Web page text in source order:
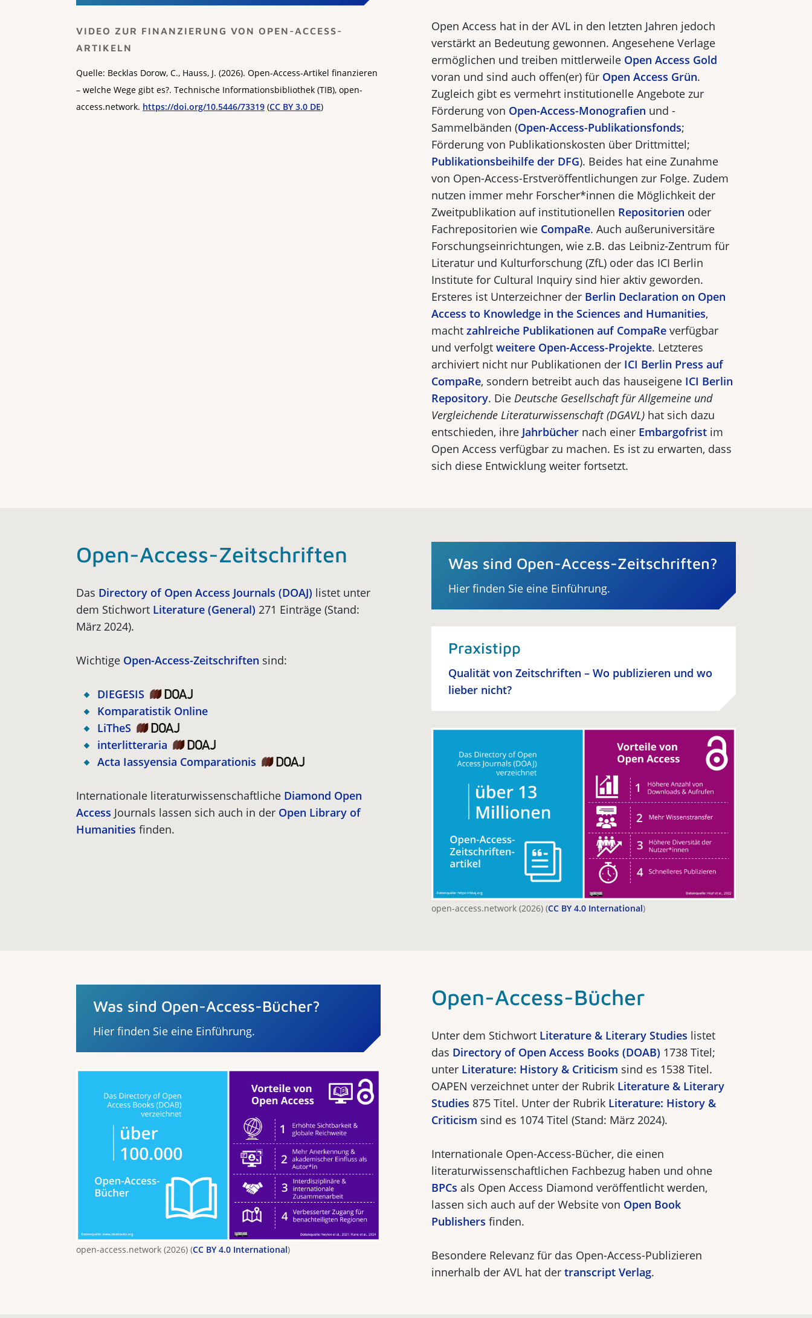
VIDEO ZUR FINANZIERUNG VON OPEN-ACCESS-
ARTIKELN
Quelle: Becklas Dorow, C., Hauss, J. (2026). Open-Access-Artikel finanzieren
– welche Wege gibt es?. Technische Informationsbibliothek (TIB), open-
access.network. https://doi.org/10.5446/73319 (CC BY 3.0 DE)
Open Access hat in der AVL in den letzten Jahren jedoch
verstärkt an Bedeutung gewonnen. Angesehene Verlage
ermöglichen und treiben mittlerweile Open Access Gold
voran und sind auch offen(er) für Open Access Grün.
Zugleich gibt es vermehrt institutionelle Angebote zur
Förderung von Open-Access-Mono­grafien und -
Sammelbänden (Open-Access-Publikationsfonds;
Förderung von Publikationskosten über Drittmittel;
Publikationsbeihilfe der DFG). Beides hat eine Zunahme
von Open-Access-Erstveröffentlichungen zur Folge. Zudem
nutzen immer mehr Forscher*innen die Möglichkeit der
Zweitpublikation auf institutionellen Repositorien oder
Fachrepositorien wie CompaRe. Auch außeruniversitäre
Forschungseinrichtungen, wie z.B. das Leibniz-Zentrum für
Literatur und Kulturforschung (ZfL) oder das ICI Berlin
Institute for Cultural Inquiry sind hier aktiv geworden.
Ersteres ist Unterzeichner der Berlin Declaration on Open
Access to Knowledge in the Sciences and Humanities,
macht zahlreiche Publikationen auf CompaRe verfügbar
und verfolgt weitere Open-Access-Projekte. Letzteres
archiviert nicht nur Publikationen der ICI Berlin Press auf
CompaRe, sondern betreibt auch das hauseigene ICI Berlin
Repository. Die Deutsche Gesellschaft für Allgemeine und
Vergleichende Literaturwissenschaft (DGAVL) hat sich dazu
entschieden, ihre Jahrbücher nach einer Embargofrist im
Open Access verfügbar zu machen. Es ist zu erwarten, dass
sich diese Entwicklung weiter fortsetzt.
Open-Access-Zeitschriften
Das Directory of Open Access Journals (DOAJ) listet unter
dem Stichwort Literature (General) 271 Einträge (Stand:
März 2024).
Wichtige Open-Access-Zeitschriften sind:
DIEGESIS
Komparatistik Online
LiTheS
interlitteraria
Acta Iassyensia Comparationis
Internationale literaturwissenschaftliche Diamond Open
Access Journals lassen sich auch in der Open Library of
Humanities finden.
Was sind Open-Access-Zeitschriften?
Hier finden Sie eine Einführung.
Praxistipp
Qualität von Zeitschriften – Wo publizieren und wo
lieber nicht?
open-access.network (2026) (CC BY 4.0 International)
Was sind Open-Access-Bücher?
Hier finden Sie eine Einführung.
open-access.network (2026) (CC BY 4.0 International)
Open-Access-Bücher
Unter dem Stichwort Literature & Literary Studies listet
das Directory of Open Access Books (DOAB) 1738 Titel;
unter Literature: History & Criticism sind es 1538 Titel.
OAPEN verzeichnet unter der Rubrik Literature & Literary
Studies 875 Titel. Unter der Rubrik Literature: History &
Criticism sind es 1074 Titel (Stand: März 2024).
Internationale Open-Access-Bücher, die einen
literaturwissenschaftlichen Fach­bezug haben und ohne
BPCs als Open Access Diamond veröffentlicht werden,
lassen sich auch auf der Website von Open Book
Publishers finden.
Besondere Relevanz für das Open-Access-Publizieren
innerhalb der AVL hat der transcript Verlag.